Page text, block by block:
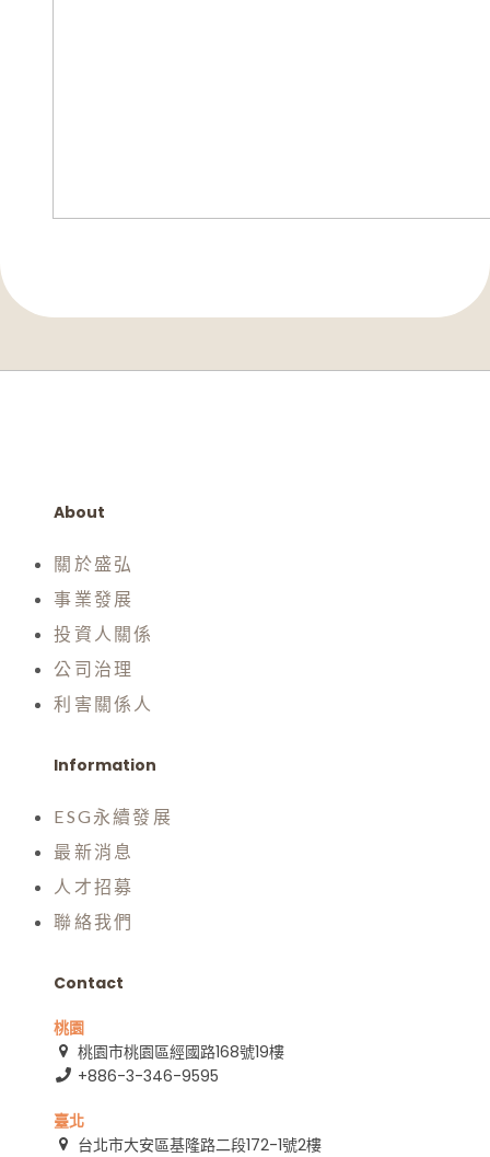
About
關於盛弘
事業發展
投資人關係
公司治理
利害關係人
Information
ESG永續發展
最新消息
人才招募
聯絡我們
Contact
桃園
桃園市桃園區經國路168號19樓
+886-3-346-9595
臺北
台北市大安區基隆路二段172-1號2樓